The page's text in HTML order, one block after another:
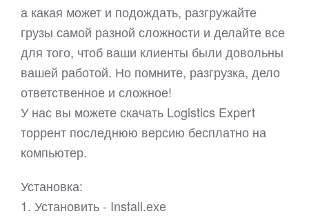
а какая может и подождать, разгружайте
грузы самой разной сложности и делайте все
для того, чтоб ваши клиенты были довольны
вашей работой. Но помните, разгрузка, дело
ответственное и сложное!
У нас вы можете скачать Logistics Expert
торрент последнюю версию бесплатно на
компьютер.
Установка:
1. Установить - Install.ехе